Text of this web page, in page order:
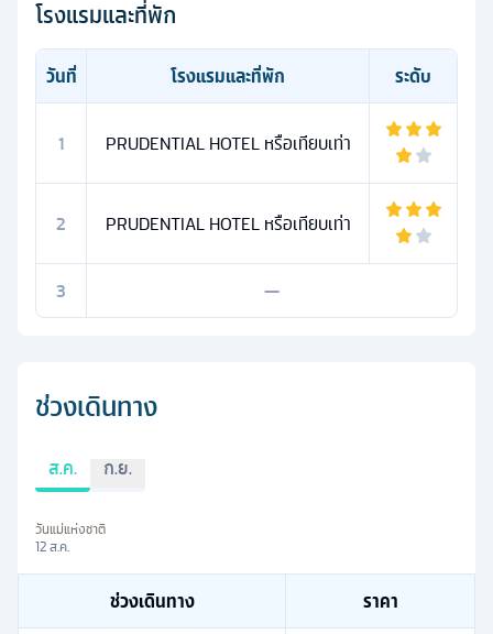
โรงแรมและที่พัก
วันที่ โรงแรมและที่พัก ระดับ
1 PRUDENTIAL HOTEL หรือเทียบเท่า
2 PRUDENTIAL HOTEL หรือเทียบเท่า
3 —
ช่วงเดินทาง
ส.ค. ก.ย.
วันแม่แห่งชาติ
12 ส.ค.
ช่วงเดินทาง ราคา